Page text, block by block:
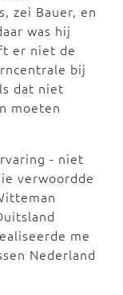
zei Bauer, en
was hij
er niet de
bij
dat niet
moeten
- niet
verwoordde
me
Nederland